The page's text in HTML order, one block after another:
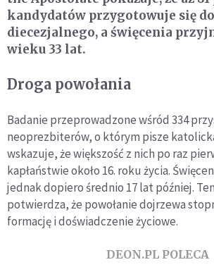
kandydatów przygotowuje się
diecezjalnego, a święcenia
wieku 33 lat.
Droga powołania
Badanie przeprowadzone wśród 334
neoprezbiterów, o którym pisze
wskazuje, że większość z nich po raz
kapłaństwie około 16. roku życia.
jednak dopiero średnio 17 lat później.
potwierdza, że powołanie dojrzewa
formację i doświadczenie życiowe.
DEON.PL POLECA